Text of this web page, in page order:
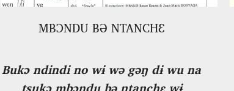
MBƆNDU BƏ NTANCHƐ
Bukɔ ndindi no wɨ wə gəŋ dɨ wu na
tsukɔ mbɔndu bə ntanchɛ wɨ